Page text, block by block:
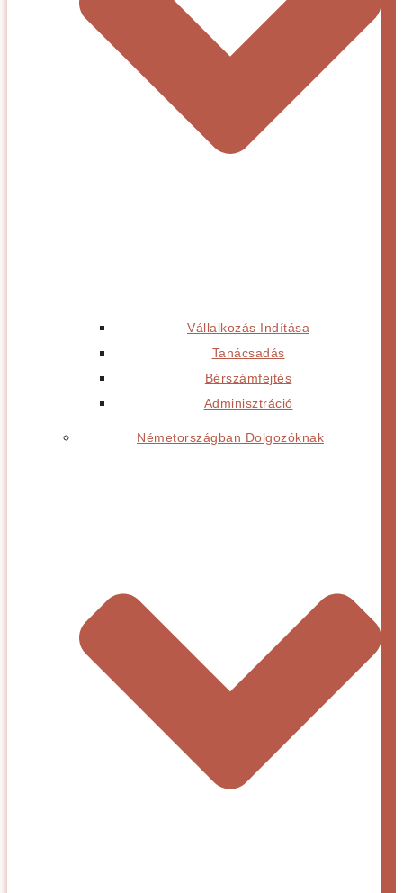
Vállalkozás Indítása
Tanácsadás
Bérszámfejtés
Adminisztráció
Németországban Dolgozóknak